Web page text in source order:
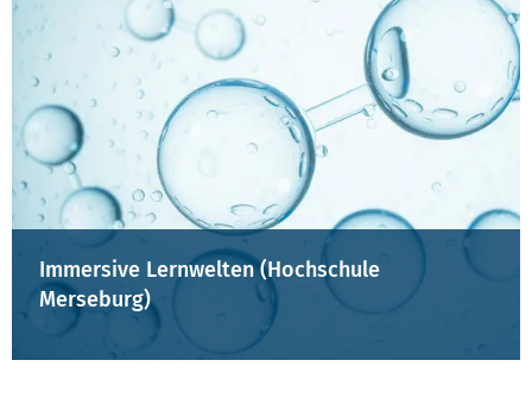
Immersive Lernwelten (Hochschule
Merseburg)